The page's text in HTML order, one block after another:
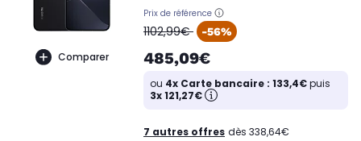
Comparer
Prix de référence
oldPrice
1102,99€ -56%
485,09€
ou 4x Carte bancaire : 133,4€puis
3x 121,27€
7 autres offres dès 338,64€